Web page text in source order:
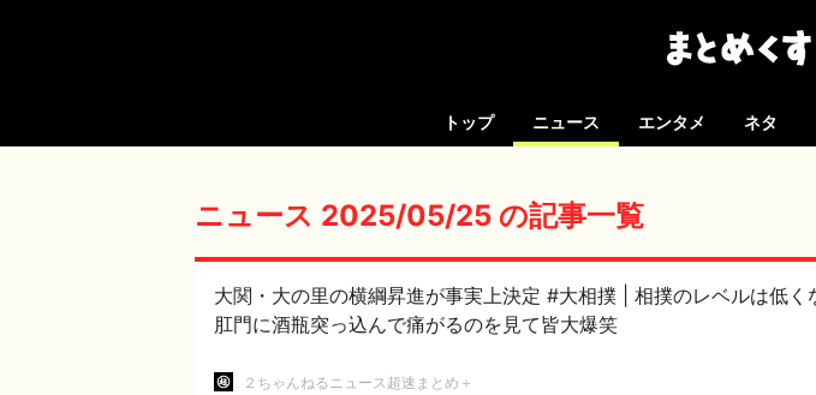
トップ ニュース エンタメ ネタ
ニュース 2025/05/25 の記事一覧
大関・大の里の横綱昇進が事実上決定 #大相撲 | 相撲のレベルは低くなったと感じるなあ |
肛門に酒瓶突っ込んで痛がるのを見て皆大爆笑
２ちゃんねるニュース超速まとめ＋